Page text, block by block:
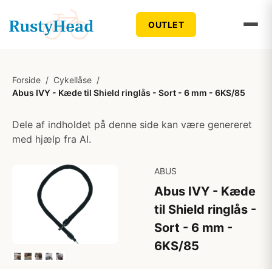
OUTLET
Forside / Cykellåse /
Abus IVY - Kæde til Shield ringlås - Sort - 6 mm - 6KS/85
Dele af indholdet på denne side kan være genereret
med hjælp fra AI.
ABUS
Abus IVY - Kæde
til Shield ringlås -
Sort - 6 mm -
6KS/85